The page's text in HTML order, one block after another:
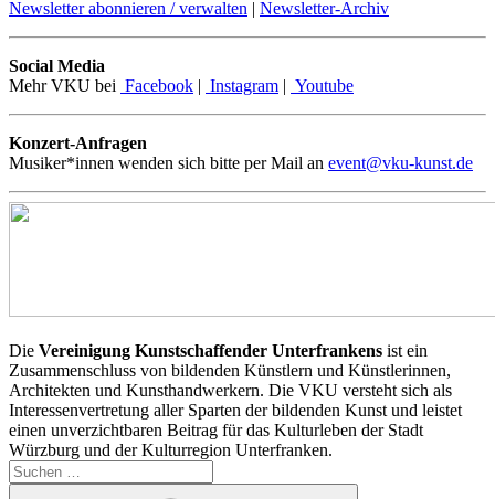
Newsletter abonnieren / verwalten | Newsletter-Archiv
Social Media
Mehr VKU bei Facebook | Instagram | Youtube
Konzert-Anfragen
Musiker*innen wenden sich bitte per Mail an event@vku-kunst.de
Die Vereinigung Kunstschaffender Unterfrankens ist ein
Zusammenschluss von bildenden Künstlern und Künstlerinnen,
Architekten und Kunsthandwerkern. Die VKU versteht sich als
Interessenvertretung aller Sparten der bildenden Kunst und leistet
einen unverzichtbaren Beitrag für das Kulturleben der Stadt
Würzburg und der Kulturregion Unterfranken.
Suchen
nach: